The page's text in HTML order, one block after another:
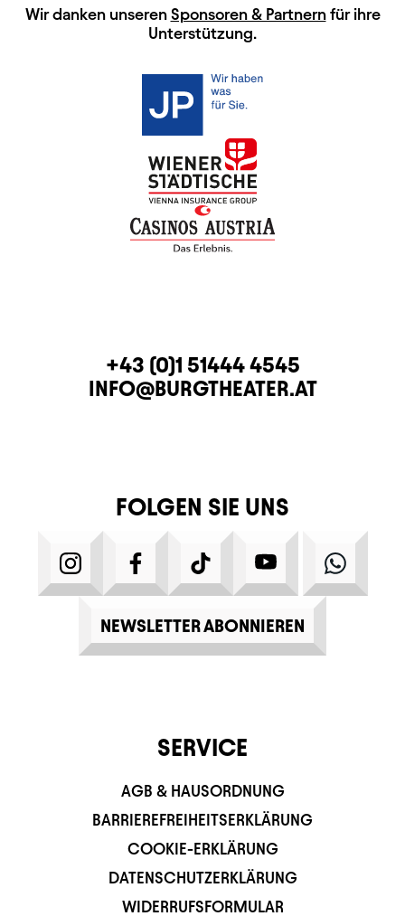
HAUPTSPONSOREN
Wir danken unseren Sponsoren & Partnernfür ihre
Unterstützung.
KONTAKTTELEFON
+43 (0)1 51444 4545
E-MAIL
INFO@BURGTHEATER.AT
FOLGEN SIE UNS
INSTAGRAMFACEBOOKTIKTOK YOUTUBE
NEWSLETTER ABONNIEREN
SERVICE
AGB & HAUSORDNUNG
BARRIEREFREIHEITSERKLÄRUNG
COOKIE-ERKLÄRUNG
DATENSCHUTZERKLÄRUNG
WIDERRUFSFORMULAR